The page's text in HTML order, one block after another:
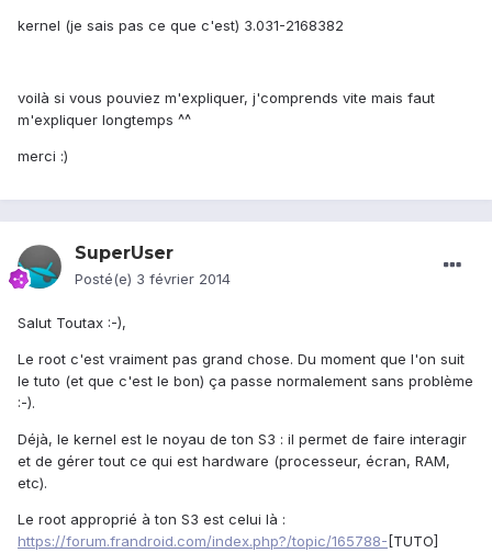
kernel (je sais pas ce que c'est) 3.031-2168382
voilà si vous pouviez m'expliquer, j'comprends vite mais faut
m'expliquer longtemps ^^
merci :)
SuperUser
Posté(e) 3 février 2014
Salut Toutax :-),
Le root c'est vraiment pas grand chose. Du moment que l'on suit
le tuto (et que c'est le bon) ça passe normalement sans problème
:-).
Déjà, le kernel est le noyau de ton S3 : il permet de faire interagir
et de gérer tout ce qui est hardware (processeur, écran, RAM,
etc).
Le root approprié à ton S3 est celui là :
https://forum.frandroid.com/index.php?/topic/165788- [TUTO]